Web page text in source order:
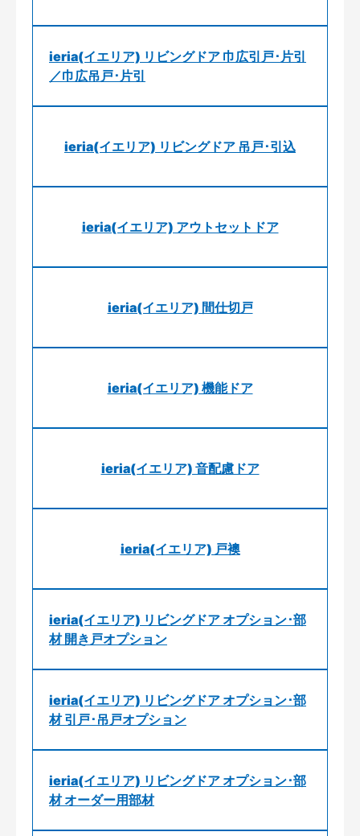
ieria(イエリア) リビングドア 巾広引戸･片引
／巾広吊戸･片引
ieria(イエリア) リビングドア 吊戸･引込
ieria(イエリア) アウトセットドア
ieria(イエリア) 間仕切戸
ieria(イエリア) 機能ドア
ieria(イエリア) 音配慮ドア
ieria(イエリア) 戸襖
ieria(イエリア) リビングドア オプション･部
材 開き戸オプション
ieria(イエリア) リビングドア オプション･部
材 引戸･吊戸オプション
ieria(イエリア) リビングドア オプション･部
材 オーダー用部材